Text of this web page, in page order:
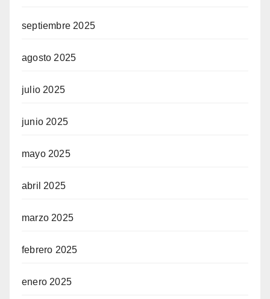
septiembre 2025
agosto 2025
julio 2025
junio 2025
mayo 2025
abril 2025
marzo 2025
febrero 2025
enero 2025